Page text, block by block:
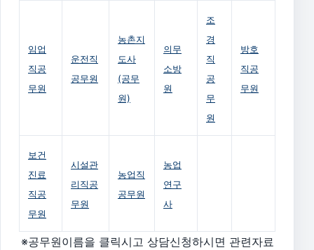
임업
직공
무원
운전직
공무원
농촌지
도사
(공무
원)
의무
소방
원
조
경
직
공
무
원
방호
직공
무원
보건
진료
직공
무원
시설관
리직공
무원
농업직
공무원
농업
연구
사
※공무원이름을 클릭시고 상담신청하시면 관련자료